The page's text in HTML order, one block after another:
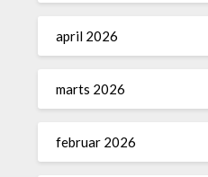
april 2026
marts 2026
februar 2026